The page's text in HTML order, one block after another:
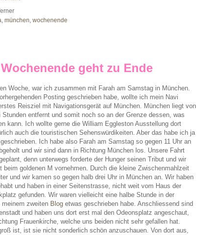
, münchen, wochenende
geht zu Ende
Woche, war ich zusammen mit Farah am Samstag in München.
Posting geschrieben habe, wollte ich mein Navi
Reisziel mit Navigationsgerät auf München. München liegt von
Stunden entfernt und somit noch so an der Grenze dessen, was
kann. Ich wollte gerne die William Eggleston Ausstellung dort
auch die touristischen Sehenswürdikeiten. Aber das habe ich ja
Ich habe also Farah am Samstag so gegen 11 Uhr an
und wir sind dann in Richtung München los. Unsere Fahrt
denn unterwegs forderte der Hunger seinen Tribut und wir
beim goldenen M vornehmen. Durch die kleine Zwischenmahlzeit
und wir kamen so gegen halb drei Uhr in München an. Wir haben
und haben in einer Seitenstrasse, nicht weit vom Haus der
gefunden. Wir waren vielleicht eine halbe Stunde in der
zweiten Blog etwas geschrieben habe. Anschliessend sind
und haben uns dort erst mal den Odeonsplatz angeschaut,
Frauenkirche, welche uns beiden nicht sehr gefallen hat.
ist, ist sie nicht sonderlich schön anzuschauen. Von dort aus,